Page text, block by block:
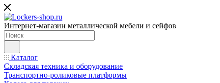
Интернет-магазин металлической мебели и сейфов
Каталог
Складская техника и оборудование
Транспортно-роликовые платформы